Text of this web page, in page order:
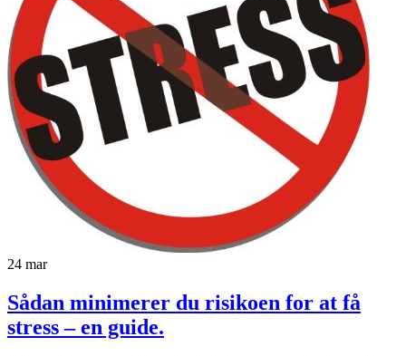
24 mar
Sådan minimerer du risikoen for at få
stress – en guide.